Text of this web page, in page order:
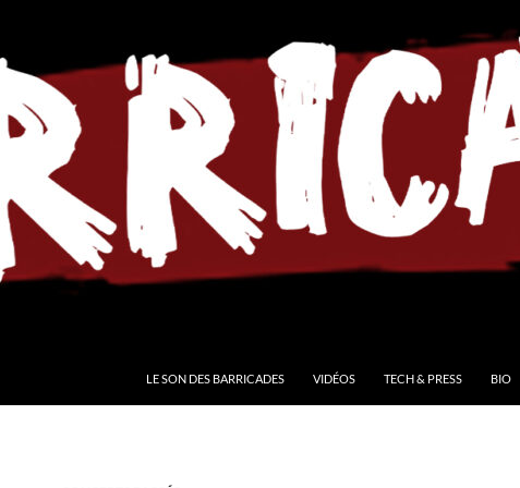
LE SON DES BARRICADES VIDÉOS TECH & PRESS BIO